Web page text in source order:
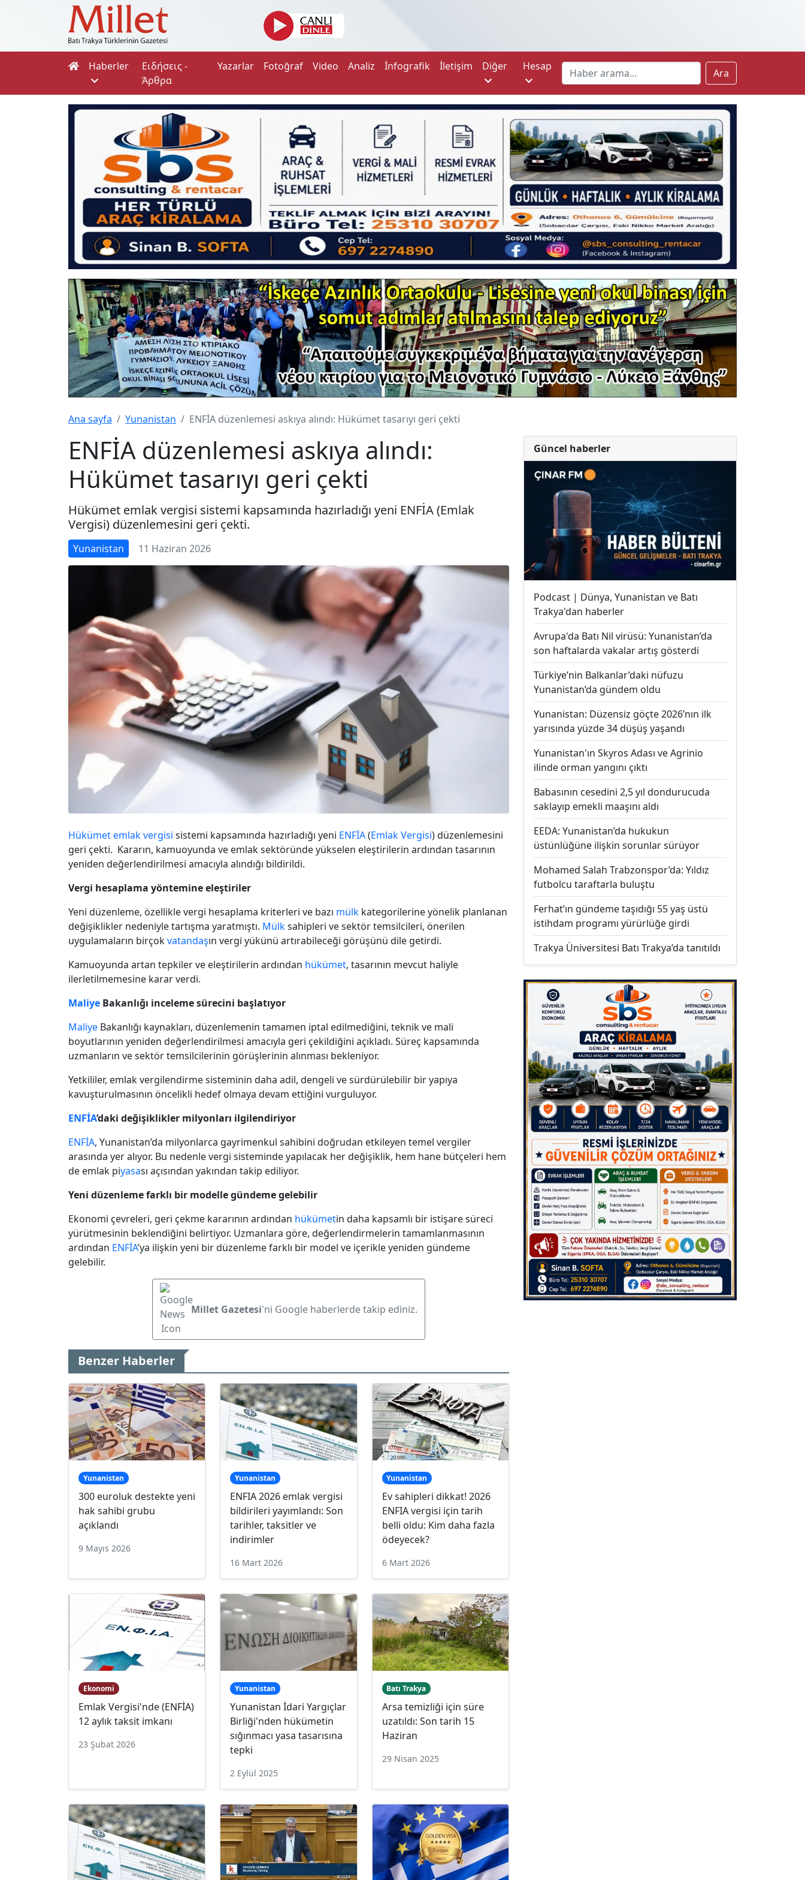
Haberler
Ειδήσεις -
Άρθρα
Yazarlar Fotoğraf Video Analiz İnfografik İletişim Diğer Hesap
Ara
Ana sayfa Yunanistan ENFİA düzenlemesi askıya alındı: Hükümet tasarıyı geri çekti
ENFİA düzenlemesi askıya alındı:
Hükümet tasarıyı geri çekti
Hükümet emlak vergisi sistemi kapsamında hazırladığı yeni ENFİA (Emlak
Vergisi) düzenlemesini geri çekti.
Yunanistan 11 Haziran 2026
Hükümetemlak vergisi sistemi kapsamında hazırladığı yeni ENFİA(Emlak Vergisi) düzenlemesini
geri çekti. Kararın, kamuoyunda ve emlak sektöründe yükselen eleştirilerin ardından tasarının
yeniden değerlendirilmesi amacıyla alındığı bildirildi.
Vergi hesaplama yöntemine eleştiriler
Yeni düzenleme, özellikle vergi hesaplama kriterleri ve bazı mülk kategorilerine yönelik planlanan
değişiklikler nedeniyle tartışma yaratmıştı. Mülksahipleri ve sektör temsilcileri, önerilen
uygulamaların birçokvatandaşın vergi yükünü artırabileceği görüşünü dile getirdi.
Kamuoyunda artan tepkiler ve eleştirilerin ardından hükümet, tasarının mevcut haliyle
ilerletilmemesine karar verdi.
Maliye Bakanlığı inceleme sürecini başlatıyor
Maliye Bakanlığı kaynakları, düzenlemenin tamamen iptal edilmediğini, teknik ve mali
boyutlarının yeniden değerlendirilmesi amacıyla geri çekildiğini açıkladı. Süreç kapsamında
uzmanların ve sektör temsilcilerinin görüşlerinin alınması bekleniyor.
Yetkililer, emlak vergilendirme sisteminin daha adil, dengeli ve sürdürülebilir bir yapıya
kavuşturulmasının öncelikli hedef olmaya devam ettiğini vurguluyor.
ENFİA’daki değişiklikler milyonları ilgilendiriyor
ENFİA, Yunanistan’da milyonlarca gayrimenkul sahibini doğrudan etkileyen temel vergiler
arasında yer alıyor. Bu nedenle vergi sisteminde yapılacak her değişiklik, hem hane bütçeleri hem
de emlak piyasası açısından yakından takip ediliyor.
Yeni düzenleme farklı bir modelle gündeme gelebilir
Ekonomi çevreleri, geri çekme kararının ardından hükümetin daha kapsamlı bir istişare süreci
yürütmesinin beklendiğini belirtiyor. Uzmanlara göre, değerlendirmelerin tamamlanmasının
ardından ENFİA’ya ilişkin yeni bir düzenleme farklı bir model ve içerikle yeniden gündeme
gelebilir.
Millet Gazetesi'ni Google haberlerde takip ediniz.
Benzer Haberler
Yunanistan
300 euroluk destekte yeni
hak sahibi grubu
açıklandı
9 Mayıs 2026
Yunanistan
ENFIA 2026 emlak vergisi
bildirileri yayımlandı: Son
tarihler, taksitler ve
indirimler
16 Mart 2026
Yunanistan
Ev sahipleri dikkat! 2026
ENFIA vergisi için tarih
belli oldu: Kim daha fazla
ödeyecek?
6 Mart 2026
Ekonomi
Emlak Vergisi'nde (ENFİA)
12 aylık taksit imkanı
23 Şubat 2026
Yunanistan
Yunanistan İdari Yargıçlar
Birliği'nden hükümetin
sığınmacı yasa tasarısına
tepki
2 Eylül 2025
Batı Trakya
Arsa temizliği için süre
uzatıldı: Son tarih 15
Haziran
29 Nisan 2025
Güncel haberler
Podcast | Dünya, Yunanistan ve Batı
Trakya'dan haberler
Avrupa'da Batı Nil virüsü: Yunanistan’da
son haftalarda vakalar artış gösterdi
Türkiye’nin Balkanlar’daki nüfuzu
Yunanistan’da gündem oldu
Yunanistan: Düzensiz göçte 2026’nın ilk
yarısında yüzde 34 düşüş yaşandı
Yunanistan'ın Skyros Adası ve Agrinio
ilinde orman yangını çıktı
Babasının cesedini 2,5 yıl dondurucuda
saklayıp emekli maaşını aldı
EEDA: Yunanistan’da hukukun
üstünlüğüne ilişkin sorunlar sürüyor
Mohamed Salah Trabzonspor’da: Yıldız
futbolcu taraftarla buluştu
Ferhat’ın gündeme taşıdığı 55 yaş üstü
istihdam programı yürürlüğe girdi
Trakya Üniversitesi Batı Trakya’da tanıtıldı